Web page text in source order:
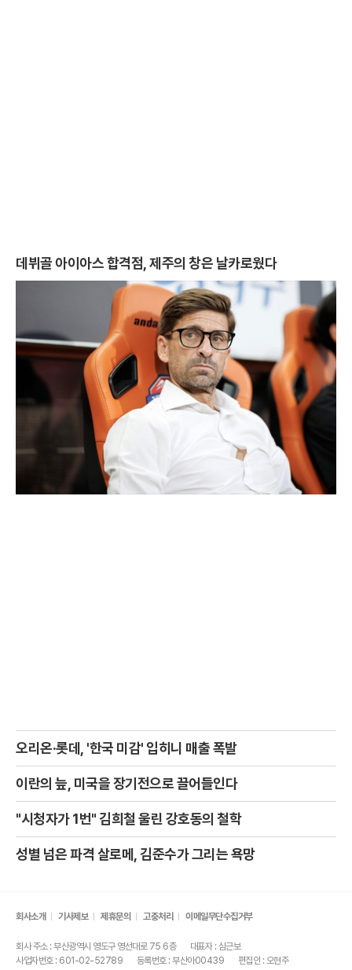
데뷔골 아이아스 합격점, 제주의 창은 날카로웠다
오리온·롯데, '한국 미감' 입히니 매출 폭발
이란의 늪, 미국을 장기전으로 끌어들인다
"시청자가 1번" 김희철 울린 강호동의 철학
성별 넘은 파격 살로메, 김준수가 그리는 욕망
회사소개 기사제보 제휴문의 고충처리 이메일무단수집거부
회사 주소 : 부산광역시 영도구 영선대로 75 6층
대표자 : 심근보
사업자번호 : 601-02-52789
등록번호 : 부산아00439
편집인 : 오현주